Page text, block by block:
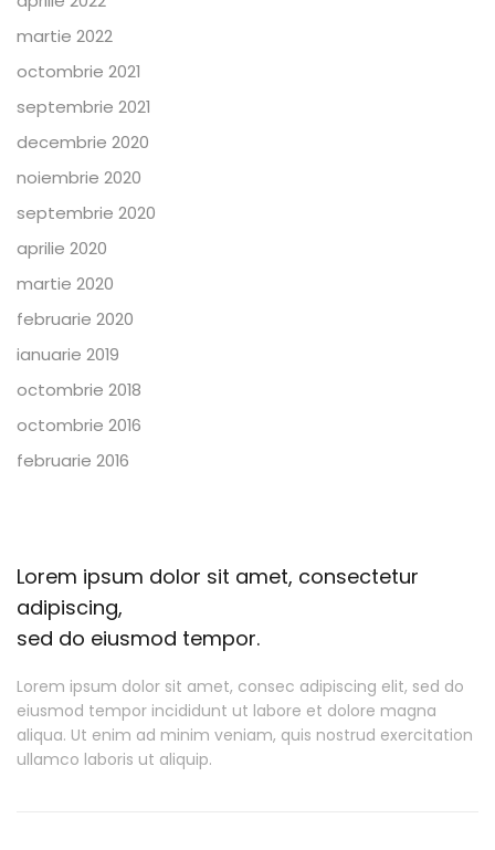
martie 2022
octombrie 2021
septembrie 2021
decembrie 2020
noiembrie 2020
septembrie 2020
aprilie 2020
martie 2020
februarie 2020
ianuarie 2019
octombrie 2018
octombrie 2016
februarie 2016
Lorem ipsum dolor sit amet, consectetur
adipiscing,
sed do eiusmod tempor.
Lorem ipsum dolor sit amet, consec adipiscing elit, sed do
eiusmod tempor incididunt ut labore et dolore magna
aliqua. Ut enim ad minim veniam, quis nostrud exercitation
ullamco laboris ut aliquip.